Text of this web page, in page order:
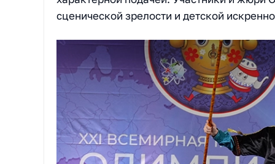
сценической зрелости и детской